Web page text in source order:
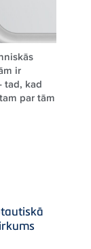
ir
tad, kad
par tām